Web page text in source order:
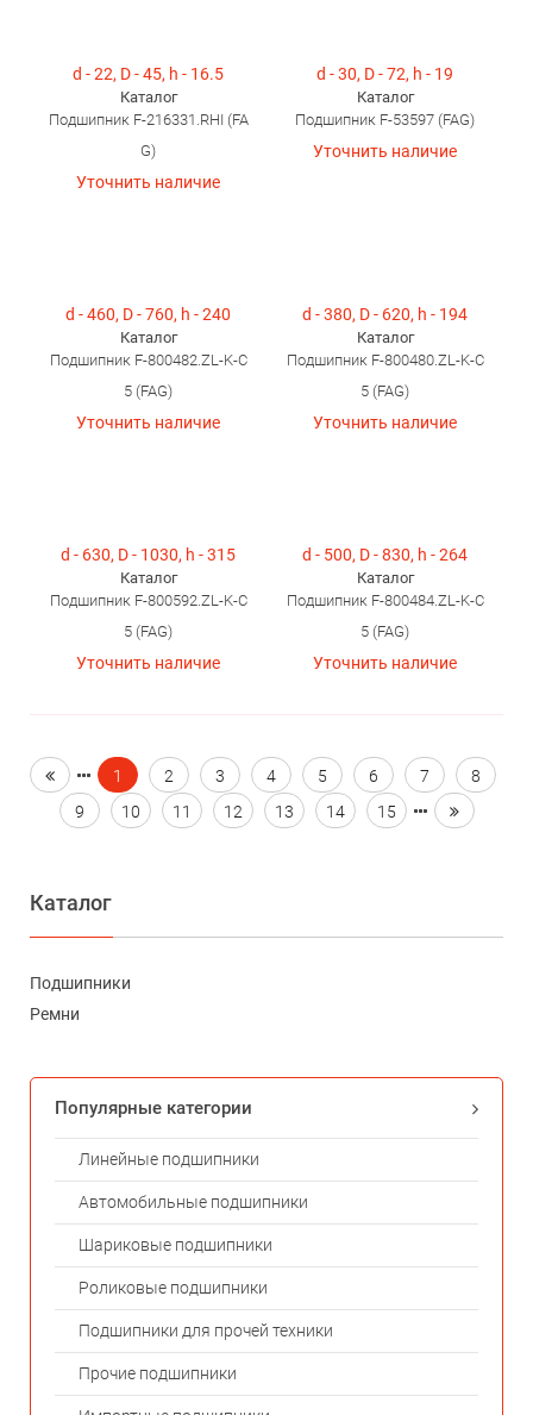
d - 22, D - 45, h - 16.5
Каталог
Подшипник F-216331.RHI (FA
G)
Уточнить наличие
d - 30, D - 72, h - 19
Каталог
Подшипник F-53597 (FAG)
Уточнить наличие
d - 460, D - 760, h - 240
Каталог
Подшипник F-800482.ZL-K-C
5 (FAG)
Уточнить наличие
d - 380, D - 620, h - 194
Каталог
Подшипник F-800480.ZL-K-C
5 (FAG)
Уточнить наличие
d - 630, D - 1030, h - 315
Каталог
Подшипник F-800592.ZL-K-C
5 (FAG)
Уточнить наличие
d - 500, D - 830, h - 264
Каталог
Подшипник F-800484.ZL-K-C
5 (FAG)
Уточнить наличие
1 2 3 4 5 6 7
8
9
10 11 12 13 14 15
Каталог
Подшипники
Ремни
Популярные категории
Линейные подшипники
Автомобильные подшипники
Шариковые подшипники
Роликовые подшипники
Подшипники для прочей техники
Прочие подшипники